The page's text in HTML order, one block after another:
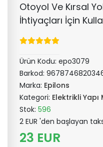
Otoyol Ve Kırsal
İhtiyaçları İçin
Ürün Kodu: epo3079
Barkod:
Marka: Epilons
Kategori: Elektrikli
Stok: 596
2 EUR 'den başlayan
23 EUR